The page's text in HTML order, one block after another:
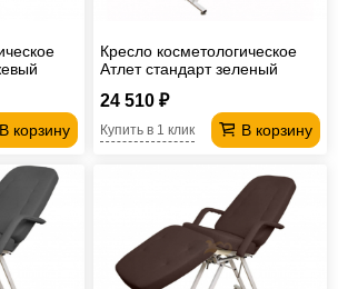
В корзину
Кресло косметологическое
Атлет стандарт зеленый
24 510 ₽
В корзину
Купить в 1 клик